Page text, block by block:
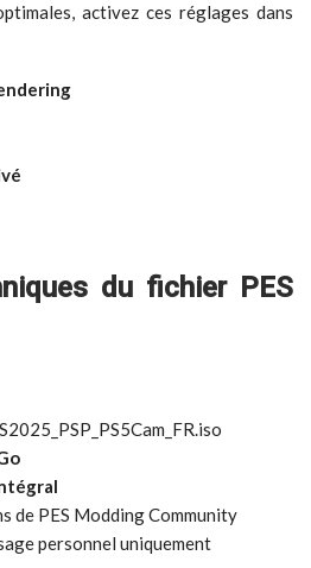
activez ces réglages dans
du fichier PES
de PES Modding Community
personnel uniquement